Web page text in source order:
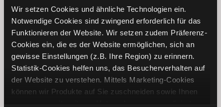
Wir setzen Cookies und ähnliche Technologien ein.
Notwendige Cookies sind zwingend erforderlich für das
Funktionieren der Website. Wir setzen zudem Präferenz-
Cookies ein, die es der Website ermöglichen, sich an
gewisse Einstellungen (z.B. Ihre Region) zu erinnern.
Statistik-Cookies helfen uns, das Besucherverhalten auf
der Website zu verstehen. Mittels Marketing-Cookies
können wir Produkte auf Sie zuschneiden sowie Ihnen
Jetzt teilen: